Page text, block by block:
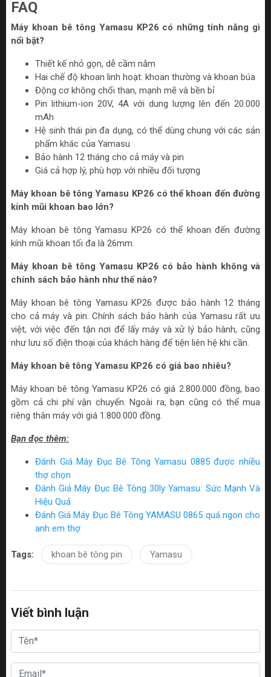
FAQ
Máy khoan bê tông Yamasu KP26 có những tính năng gì
nổi bật?
Thiết kế nhỏ gọn, dễ cầm nắm
Hai chế độ khoan linh hoạt: khoan thường và khoan búa
Động cơ không chổi than, mạnh mẽ và bền bỉ
Pin lithium-ion 20V, 4A với dung lượng lên đến 20.000
mAh
Hệ sinh thái pin đa dụng, có thể dùng chung với các sản
phẩm khác của Yamasu
Bảo hành 12 tháng cho cả máy và pin
Giá cả hợp lý, phù hợp với nhiều đối tượng
Máy khoan bê tông Yamasu KP26 có thể khoan đến đường
kính mũi khoan bao lớn?
Máy khoan bê tông Yamasu KP26 có thể khoan đến đường
kính mũi khoan tối đa là 26mm.
Máy khoan bê tông Yamasu KP26 có bảo hành không và
chính sách bảo hành như thế nào?
Máy khoan bê tông Yamasu KP26 được bảo hành 12 tháng
cho cả máy và pin. Chính sách bảo hành của Yamasu rất ưu
việt, với việc đến tận nơi để lấy máy và xử lý bảo hành, cũng
như lưu số điện thoại của khách hàng để tiện liên hệ khi cần.
Máy khoan bê tông Yamasu KP26 có giá bao nhiêu?
Máy khoan bê tông Yamasu KP26 có giá 2.800.000 đồng, bao
gồm cả chi phí vận chuyển. Ngoài ra, bạn cũng có thể mua
riêng thân máy với giá 1.800.000 đồng.
Bạn đọc thêm:
Đánh Giá Máy Đục Bê Tông Yamasu 0885 được nhiều
thợ chọn
Đánh Giá Máy Đục Bê Tông 30ly Yamasu: Sức Mạnh Và
Hiệu Quả
Đánh Giá Máy Đục Bê Tông YAMASU 0865 quá ngon cho
anh em thợ
Tags: khoan bê tông pin Yamasu
Viết bình luận